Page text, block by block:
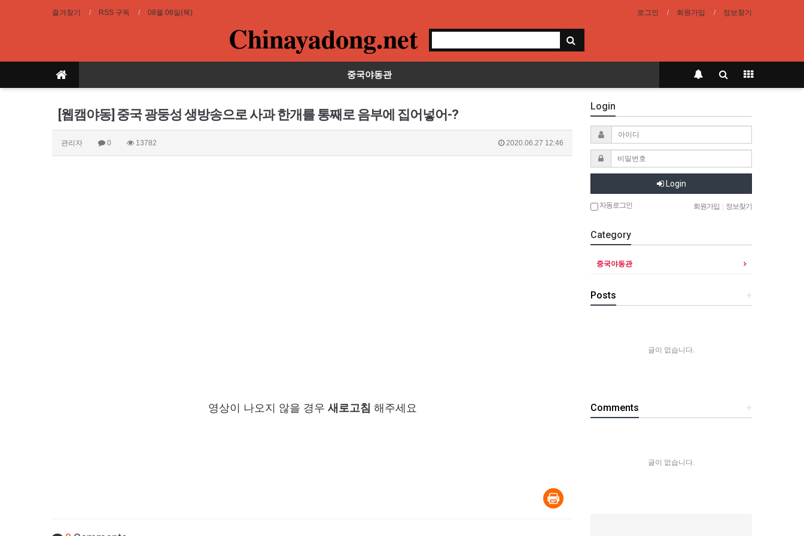
즐겨찾기 RSS 구독 08월 06일(목) 로그인 회원가입 정보찾기
Chinayadong.net
중국야동관
[웹캠야동] 중국 광둥성 생방송으로 사과 한개를 통째로 음부에 집어넣어-?
관리자 0 13782 2020.06.27 12:46
영상이 나오지 않을 경우 새로고침 해주세요
Login
Login
자동로그인 회원가입 정보찾기
Category
중국야동관
+
Posts
글이 없습니다.
+
Comments
글이 없습니다.